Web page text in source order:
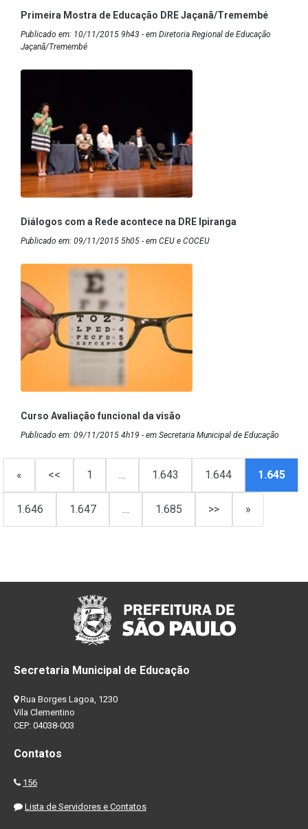
Primeira Mostra de Educação DRE Jaçanã/Tremembé
Publicado em: 10/11/2015 9h43 - em Diretoria Regional de Educação
Jaçanã/Tremembé
Diálogos com a Rede acontece na DRE Ipiranga
Publicado em: 09/11/2015 5h05 - em CEU e COCEU
Curso Avaliação funcional da visão
Publicado em: 09/11/2015 4h19 - em Secretaria Municipal de Educação
« << 1 … 1.643 1.644 1.645
1.646 1.647 … 1.685 >> »
Secretaria Municipal de Educação
Rua Borges Lagoa, 1230
Vila Clementino
CEP: 04038-003
Contatos
156
Lista de Servidores e Contatos